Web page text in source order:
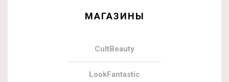
МАГАЗИНЫ
CultBeauty
LookFantastic